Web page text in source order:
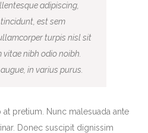
adipiscing,
est sem
turpis nisl sit
nibh odio noibh.
in varius purus.
pretium. Nunc malesuada ante
Donec suscipit dignissim